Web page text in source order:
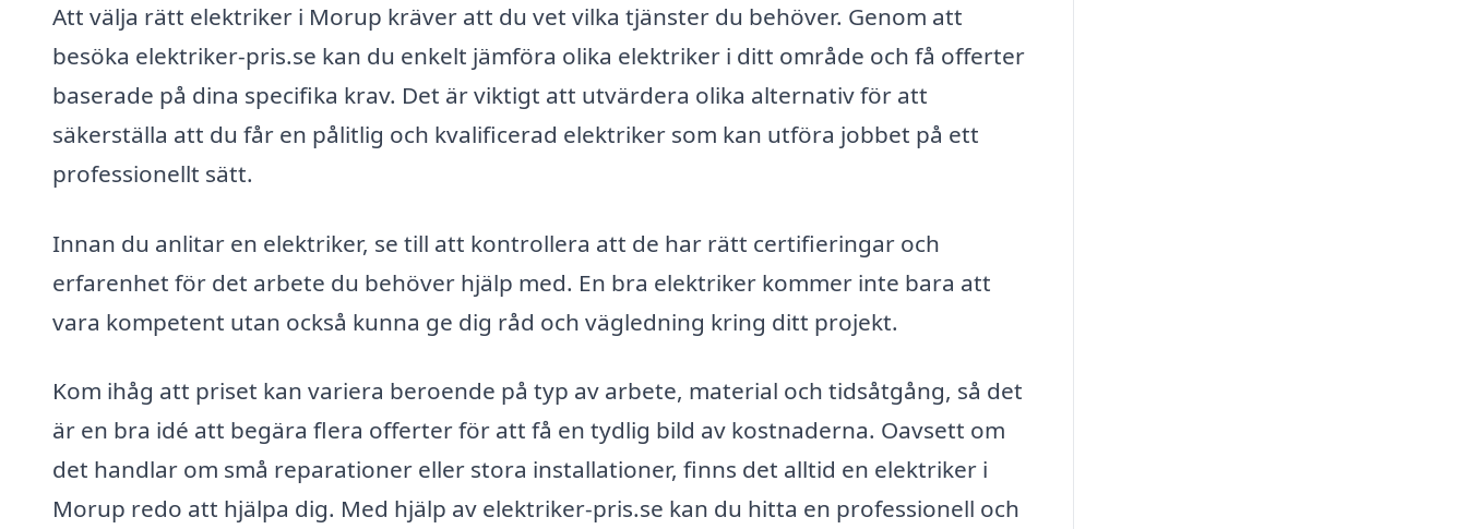
Att välja rätt elektriker i Morup kräver att du vet vilka tjänster du behöver. Genom att
besöka elektriker-pris.se kan du enkelt jämföra olika elektriker i ditt område och få offerter
baserade på dina specifika krav. Det är viktigt att utvärdera olika alternativ för att
säkerställa att du får en pålitlig och kvalificerad elektriker som kan utföra jobbet på ett
professionellt sätt.
Innan du anlitar en elektriker, se till att kontrollera att de har rätt certifieringar och
erfarenhet för det arbete du behöver hjälp med. En bra elektriker kommer inte bara att
vara kompetent utan också kunna ge dig råd och vägledning kring ditt projekt.
Kom ihåg att priset kan variera beroende på typ av arbete, material och tidsåtgång, så det
är en bra idé att begära flera offerter för att få en tydlig bild av kostnaderna. Oavsett om
det handlar om små reparationer eller stora installationer, finns det alltid en elektriker i
Morup redo att hjälpa dig. Med hjälp av elektriker-pris.se kan du hitta en professionell och